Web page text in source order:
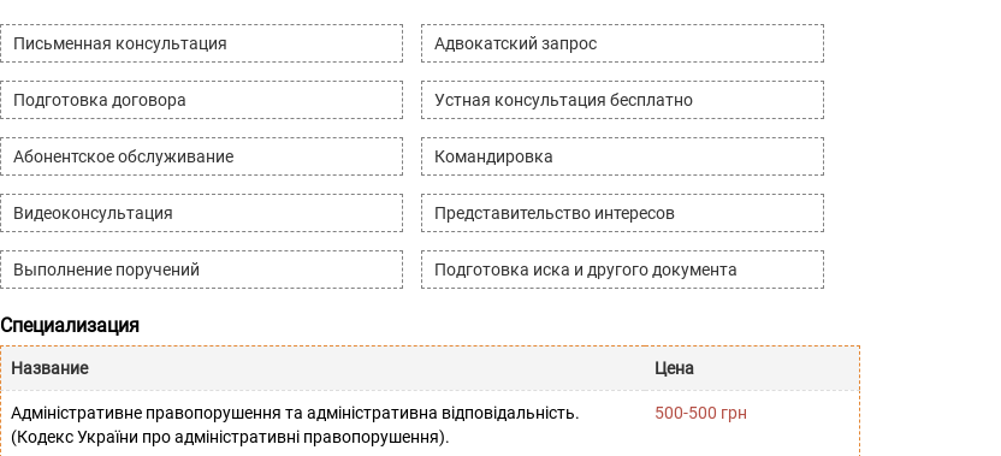
Письменная консультация Адвокатский запрос
Подготовка договора Устная консультация бесплатно
Абонентское обслуживание Командировка
Видеоконсультация Представительство интересов
Выполнение поручений Подготовка иска и другого документа
Специализация
Название Цена
Адміністративне правопорушення та адміністративна відповідальність.
(Кодекс України про адміністративні правопорушення).
500-500 грн